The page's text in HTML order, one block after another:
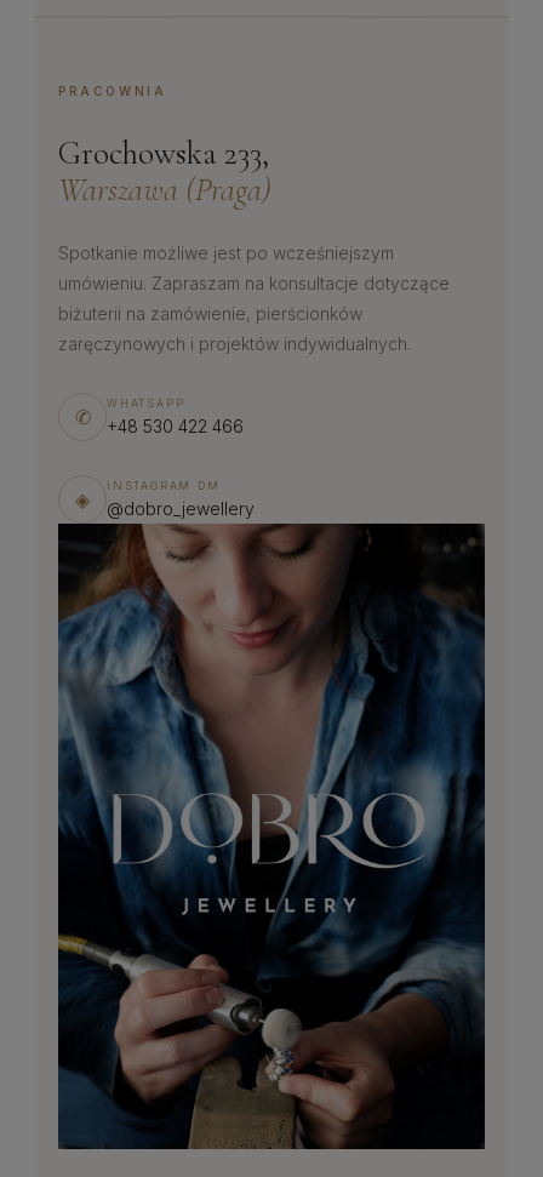
PRACOWNIA
Grochowska 233,
Warszawa (Praga)
Spotkanie możliwe jest po wcześniejszym
umówieniu. Zapraszam na konsultacje dotyczące
biżuterii na zamówienie, pierścionków
zaręczynowych i projektów indywidualnych.
✆
WHATSAPP
+48 530 422 466
◈
INSTAGRAM DM
@dobro_jewellery